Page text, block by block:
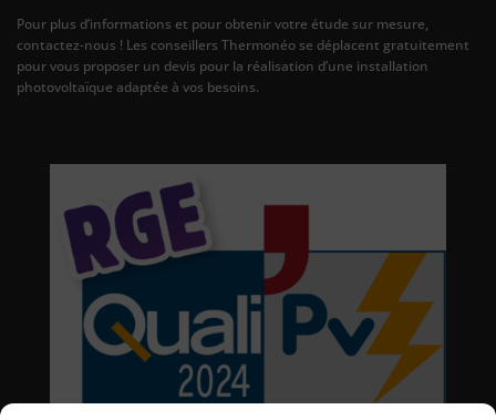
Pour plus d’informations et pour obtenir votre étude sur mesure,
contactez-nous ! Les conseillers Thermonéo se déplacent gratuitement
pour vous proposer un devis pour la réalisation d’une installation
photovoltaïque adaptée à vos besoins.